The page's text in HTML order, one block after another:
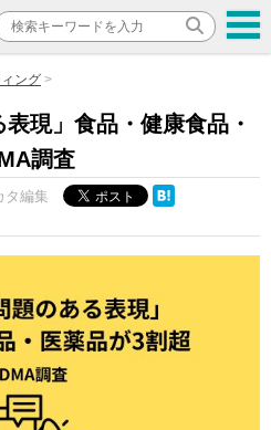
ング
現」食品・健康食品・
調査
タ編集